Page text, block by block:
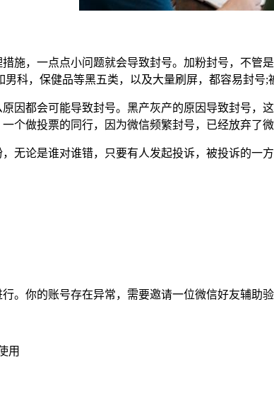
施，一点点小问题就会导致封号。加粉封号，不管
科，保健品等黑五类，以及大量刷屏，都容易封号
因都会可能导致封号。黑产灰产的原因导致封号
个做投票的同行，因为微信频繁封号，已经放弃了
无论是谁对谁错，只要有人发起投诉，被投诉的一
。你的账号存在异常，需要邀请一位微信好友辅助
用